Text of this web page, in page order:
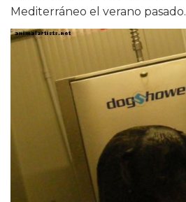
Mediterráneo el verano pasado.